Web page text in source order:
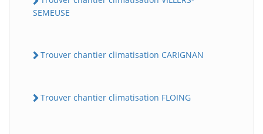
SEMEUSE
Trouver chantier climatisation CARIGNAN
Trouver chantier climatisation FLOING